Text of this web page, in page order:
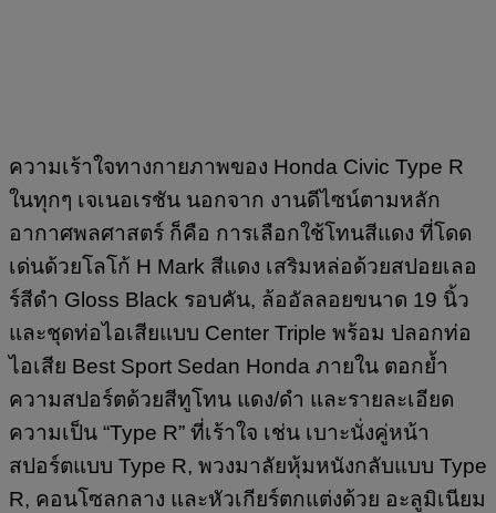
ความเร้าใจทางกายภาพของ Honda Civic Type R
ในทุกๆ เจเนอเรชัน นอกจาก งานดีไซน์ตามหลัก
อากาศพลศาสตร์ ก็คือ การเลือกใช้โทนสีแดง ที่โดด
เด่นด้วยโลโก้ H Mark สีแดง เสริมหล่อด้วยสปอยเลอ
ร์สีดำ Gloss Black รอบคัน, ล้ออัลลอยขนาด 19 นิ้ว
และชุดท่อไอเสียแบบ Center Triple พร้อม ปลอกท่อ
ไอเสีย Best Sport Sedan Honda ภายใน ตอกย้ำ
ความสปอร์ตด้วยสีทูโทน แดง/ดำ และรายละเอียด
ความเป็น “Type R” ที่เร้าใจ เช่น เบาะนั่งคู่หน้า
สปอร์ตแบบ Type R, พวงมาลัยหุ้มหนังกลับแบบ Type
R, คอนโซลกลาง และหัวเกียร์ตกแต่งด้วย อะลูมิเนียม